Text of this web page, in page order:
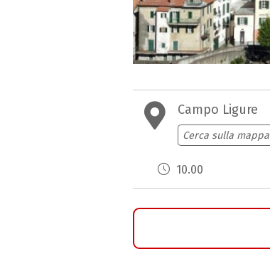
Campo Ligure
Cerca sulla mappa
10.00